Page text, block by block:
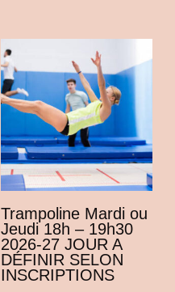
Trampoline Mardi ou
Jeudi 18h – 19h30
2026-27 JOUR A
DÉFINIR SELON
INSCRIPTIONS